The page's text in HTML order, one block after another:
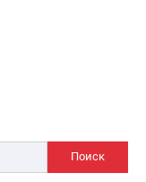
Поиск